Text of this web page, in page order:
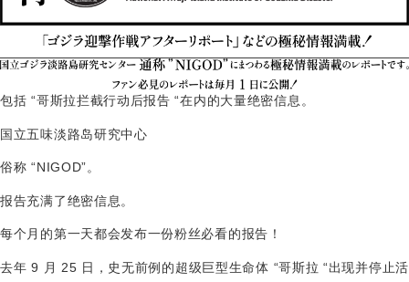
包括 “哥斯拉拦截行动后报告 “在内的大量绝密信息。
国立五味淡路岛研究中心
俗称 “NIGOD”。
报告充满了绝密信息。
每个月的第一天都会发布一份粉丝必看的报告！
去年 9 月 25 日，史无前例的超级巨型生命体 “哥斯拉 “出现并停止活